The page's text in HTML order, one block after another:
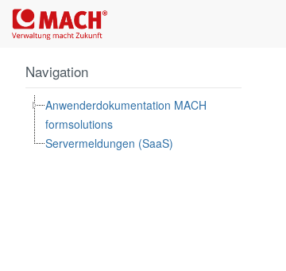
Startseite
Navigation
Anwenderdokumentation MACH
formsolutions
Servermeldungen (SaaS)